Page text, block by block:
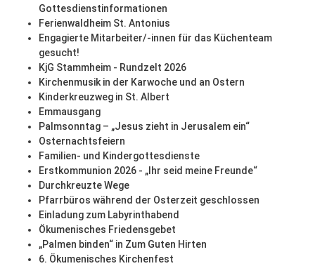
Gottesdienstinformationen
Ferienwaldheim St. Antonius
Engagierte Mitarbeiter/-innen für das Küchenteam
gesucht!
KjG Stammheim - Rundzelt 2026
Kirchenmusik in der Karwoche und an Ostern
Kinderkreuzweg in St. Albert
Emmausgang
Palmsonntag – „Jesus zieht in Jerusalem ein“
Osternachtsfeiern
Familien- und Kindergottesdienste
Erstkommunion 2026 - „Ihr seid meine Freunde“
Durchkreuzte Wege
Pfarrbüros während der Osterzeit geschlossen
Einladung zum Labyrinthabend
Ökumenisches Friedensgebet
„Palmen binden“ in Zum Guten Hirten
6. Ökumenisches Kirchenfest